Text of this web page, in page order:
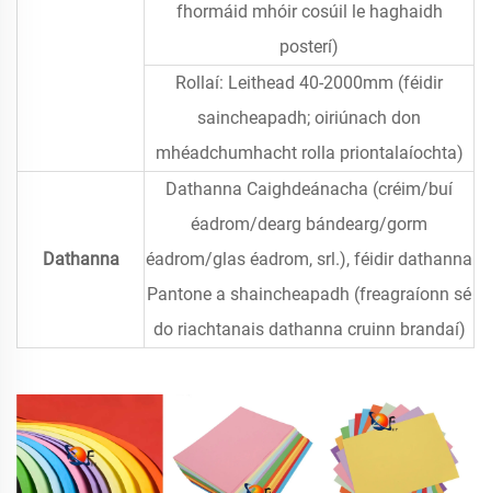
fhormáid mhóir cosúil le haghaidh
posterí)
Rollaí: Leithead 40-2000mm (féidir
saincheapadh; oiriúnach don
mhéadchumhacht rolla priontalaíochta)
Dathanna
Dathanna Caighdeánacha (créim/buí
éadrom/dearg bándearg/gorm
éadrom/glas éadrom, srl.), féidir dathanna
Pantone a shaincheapadh (freagraíonn sé
do riachtanais dathanna cruinn brandaí)